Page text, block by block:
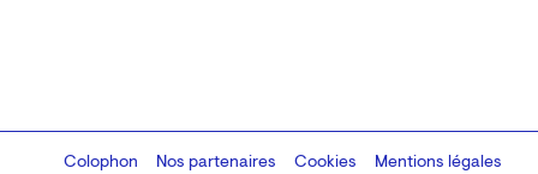
Colophon
Design:Marcel Kaczmarek, code:8080.studio
Nos partenaires Cookies Mentions légales